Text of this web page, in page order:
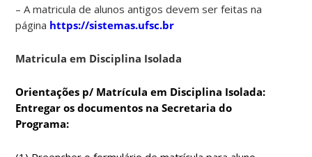
– A matricula de alunos antigos devem ser feitas na
página https://sistemas.ufsc.br
Matricula em Disciplina Isolada
Orientações p/ Matrícula em Disciplina Isolada:
Entregar os documentos na Secretaria do
Programa: